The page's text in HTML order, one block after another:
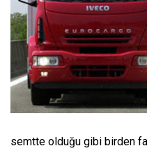
semtte olduğu gibi birden